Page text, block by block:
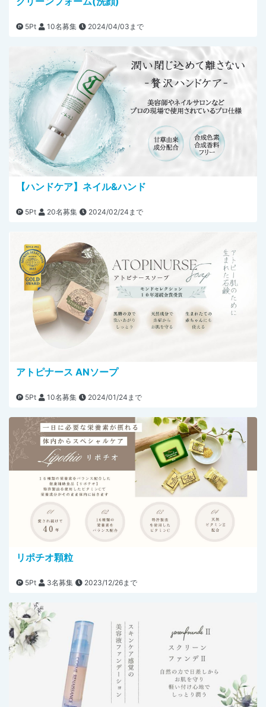
5Pt 10名募集 2024/04/03まで
【ハンドケア】ネイル&ハンド
5Pt 20名募集 2024/02/24まで
アトピナース ANソープ
5Pt 10名募集 2024/01/24まで
リポチオ顆粒
5Pt 3名募集 2023/12/26まで